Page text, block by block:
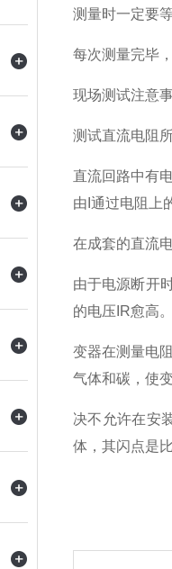
测量时一定要
每次测量完毕
现场测试注意
测试直流电阻
直流回路中有
由I通过电阻上
在成套的直流
由于电源断开
的电压IR愈高
变器在测量电
气体和碳，使
决不允许在安
体，其闪点是